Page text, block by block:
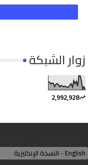
زوار الشبكة
2,992,928
English - النسخة الإنكليزية